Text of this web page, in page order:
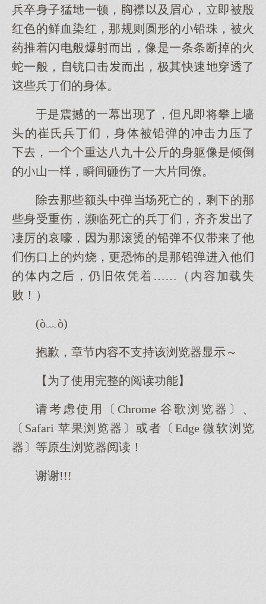
兵卒身子猛一顿，襟及眉，立即被殷
红色的鲜血染红，那规则圆形的铅珠，被火
药推着闪电般爆，像是一条条断掉的火
蛇一般，铳口击，极其快速穿透了
些兵丁的身体。
是震撼的一幕现了，但凡即将攀墙
头的崔氏兵丁，身体被铅弹的冲击力压了
，一重达八九十公斤的身躯像是倾倒
的山一，瞬间砸伤了一片同僚。
除那些额头中弹场死亡的，剩的那
些身受重伤，濒临死亡的兵丁，齐齐了
凄厉的哀嚎，因那滚烫的铅弹不仅带了他
伤口的灼烧，更恐怖的是那铅弹进入他
的体内，仍旧依凭着……（内容加载失
败！）
(ò﹏ò)
抱歉，章节内容不支持该浏览器显示～
【为了使用完整的阅读功能】
请考虑使用〔Chrome 谷歌浏览器〕、
〔Safari 苹果浏览器〕或者〔Edge 微软浏览
器〕等原生浏览器阅读！
谢谢!!!